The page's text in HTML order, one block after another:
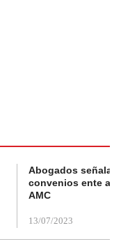
Abogados
convenios ente
AMC
13/07/2023